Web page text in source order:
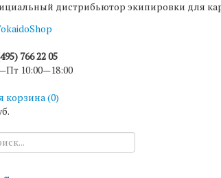
дистрибьютор экипировки для
766 22 05
10:00—18:00
корзина (0)